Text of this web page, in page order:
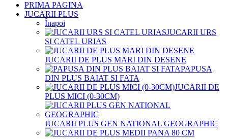
PRIMA PAGINA
JUCARII PLUS
Înapoi
JUCARII URS
SI CATEL URIAS
JUCARII DE PLUS MARI DIN DESENE
PAPUSA
DIN PLUS BAIAT SI FATA
JUCARII DE
PLUS MICI (0-30CM)
JUCARII PLUS GEN NATIONAL GEOGRAPHIC